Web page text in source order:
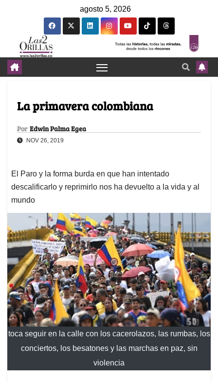
agosto 5, 2026
La primavera colombiana
Por Edwin Palma Egea
NOV 26, 2019
El Paro y la forma burda en que han intentado
descalificarlo y reprimirlo nos ha devuelto a la vida y al
mundo
toca seguir en la calle con los cacerolazos, las rumbas, los
conciertos, los besatones y las marchas en paz, sin
violencia